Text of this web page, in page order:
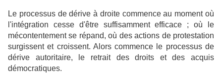
Le processus de dérive à droite commence au moment où
l'intégration cesse d'être suffisamment efficace ; où le
mécontentement se répand, où des actions de protestation
surgissent et croissent. Alors commence le processus de
dérive autoritaire, le retrait des droits et des acquis
démocratiques.